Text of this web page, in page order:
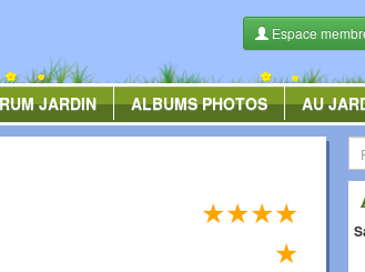
Espace
JARDIN ALBUMSPHOTOS AU
★
★
★
★
★